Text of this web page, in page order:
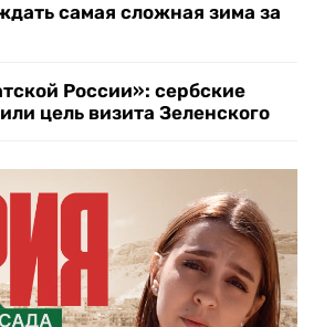
самая сложная зима за
России»: сербские
цель визита Зеленского